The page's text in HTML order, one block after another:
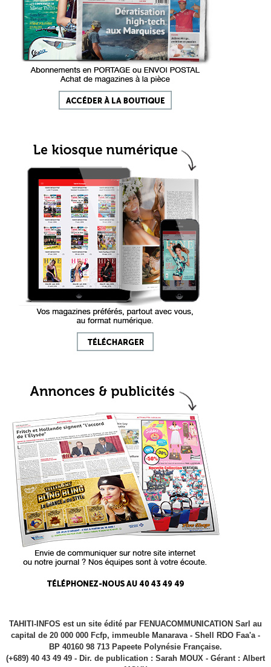
TAHITI-INFOS est un site édité par FENUACOMMUNICATION Sarl au
capital de 20 000 000 Fcfp, immeuble Manarava - Shell RDO Faa'a -
BP 40160 98 713 Papeete Polynésie Française.
(+689) 40 43 49 49 - Dir. de publication : Sarah MOUX - Gérant : Albert